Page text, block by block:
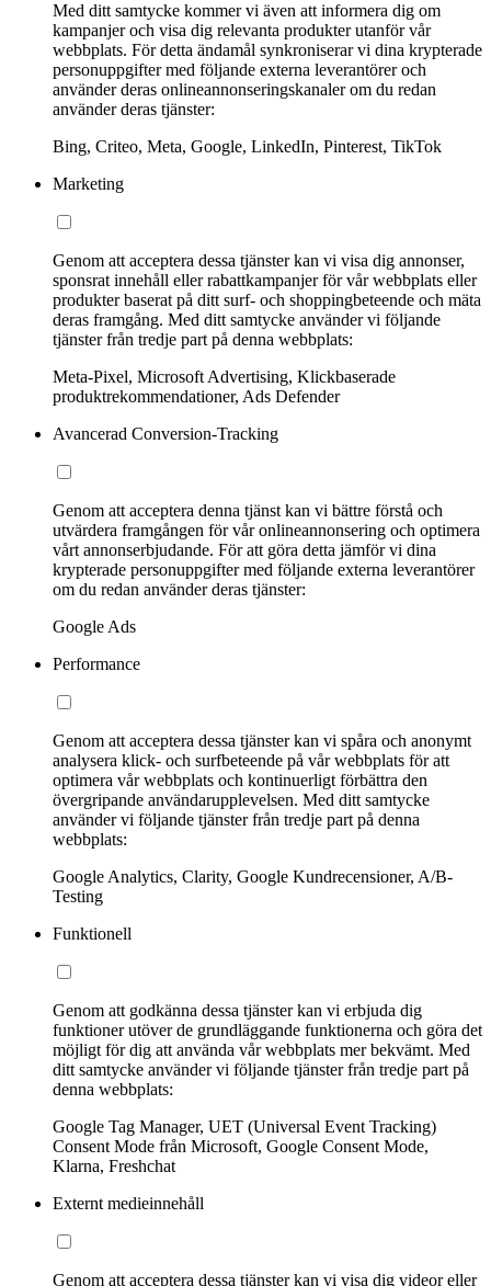
Med ditt samtycke kommer vi även att informera dig om
kampanjer och visa dig relevanta produkter utanför vår
webbplats. För detta ändamål synkroniserar vi dina krypterade
personuppgifter med följande externa leverantörer och
använder deras onlineannonseringskanaler om du redan
använder deras tjänster:
Bing, Criteo, Meta, Google, LinkedIn, Pinterest, TikTok
Marketing
Genom att acceptera dessa tjänster kan vi visa dig annonser,
sponsrat innehåll eller rabattkampanjer för vår webbplats eller
produkter baserat på ditt surf- och shoppingbeteende och mäta
deras framgång. Med ditt samtycke använder vi följande
tjänster från tredje part på denna webbplats:
Meta-Pixel, Microsoft Advertising, Klickbaserade
produktrekommendationer, Ads Defender
Avancerad Conversion-Tracking
Genom att acceptera denna tjänst kan vi bättre förstå och
utvärdera framgången för vår onlineannonsering och optimera
vårt annonserbjudande. För att göra detta jämför vi dina
krypterade personuppgifter med följande externa leverantörer
om du redan använder deras tjänster:
Google Ads
Performance
Genom att acceptera dessa tjänster kan vi spåra och anonymt
analysera klick- och surfbeteende på vår webbplats för att
optimera vår webbplats och kontinuerligt förbättra den
övergripande användarupplevelsen. Med ditt samtycke
använder vi följande tjänster från tredje part på denna
webbplats:
Google Analytics, Clarity, Google Kundrecensioner, A/B-
Testing
Funktionell
Genom att godkänna dessa tjänster kan vi erbjuda dig
funktioner utöver de grundläggande funktionerna och göra det
möjligt för dig att använda vår webbplats mer bekvämt. Med
ditt samtycke använder vi följande tjänster från tredje part på
denna webbplats:
Google Tag Manager, UET (Universal Event Tracking)
Consent Mode från Microsoft, Google Consent Mode,
Klarna, Freshchat
Externt medieinnehåll
Genom att acceptera dessa tjänster kan vi visa dig videor eller